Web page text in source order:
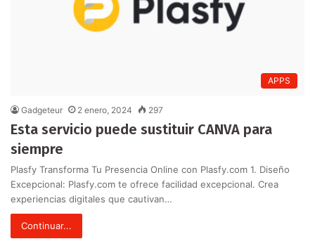
APPS
Gadgeteur 2 enero, 2024 297
Esta servicio puede sustituir CANVA para
siempre
Plasfy Transforma Tu Presencia Online con Plasfy.com 1. Diseño
Excepcional: Plasfy.com te ofrece facilidad excepcional. Crea
experiencias digitales que cautivan…
Continuar...